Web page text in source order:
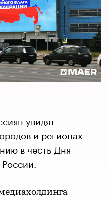
увидят
и регионах
в честь Дня